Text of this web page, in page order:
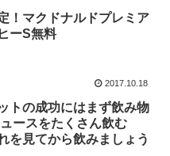
！マクドナルドプレミア
ーS無料
2017.10.18
トの成功にはまず飲み物
ースをたくさん飲む
を見てから飲みましょう